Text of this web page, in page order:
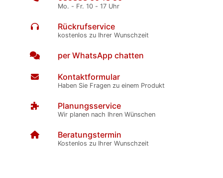
Mo. - Fr. 10 - 17 Uhr
Rückrufservice
kostenlos zu Ihrer Wunschzeit
per WhatsApp chatten
Kontaktformular
Haben Sie Fragen zu einem Produkt
Planungsservice
Wir planen nach Ihren Wünschen
Beratungstermin
Kostenlos zu Ihrer Wunschzeit